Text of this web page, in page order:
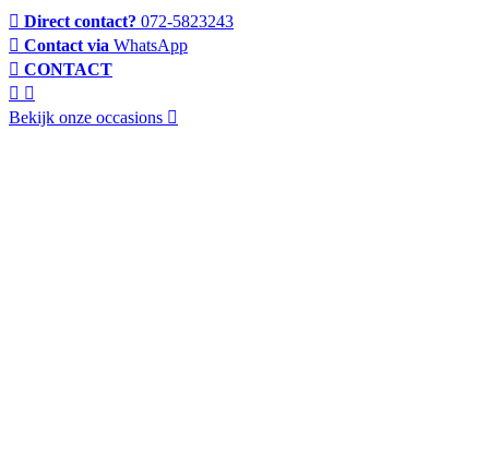
Direct contact? 072-5823243
Contact via WhatsApp
CONTACT
Bekijk onze occasions